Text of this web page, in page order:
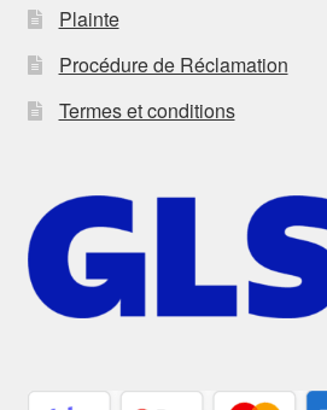
Plainte
Procédure de Réclamation
Termes et conditions